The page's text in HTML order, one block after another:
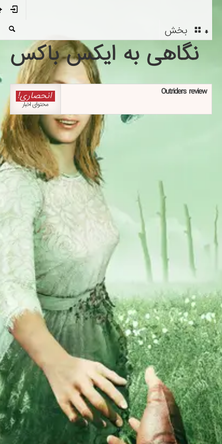
بخش
نگاهی به ایکس باکس
انحصاری!
محتوای اخبار
Outriders review